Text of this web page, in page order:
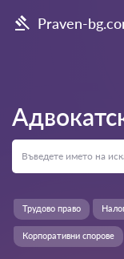
Praven-
Трудово право
Корпоративни спорове